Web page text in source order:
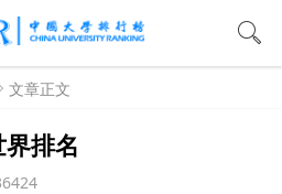
文章正文
排名